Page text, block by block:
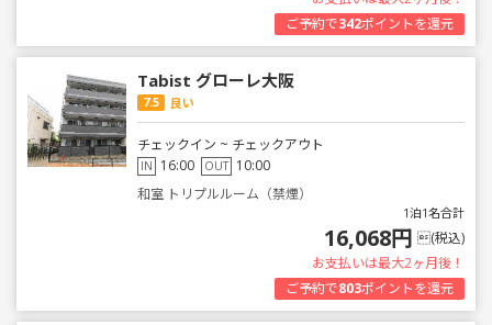
ご予約で342ポイントを還元
Tabist グローレ大阪
7.5 良い
チェックイン ~ チェックアウト
IN 16:00 OUT 10:00
和室 トリプルルーム（禁煙）
1泊1名合計
16,068円 (税込)
お支払いは最大2ヶ月後！
ご予約で803ポイントを還元